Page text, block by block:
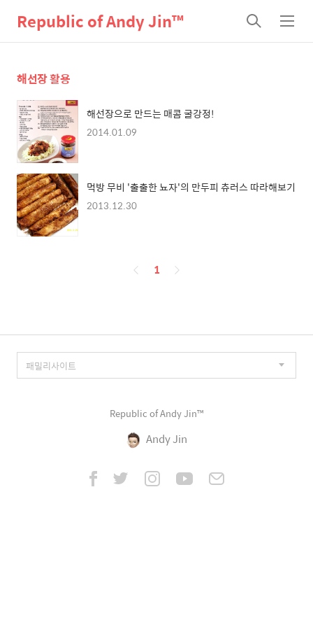
Republic of Andy Jin™
검
색
메
뉴
해선장 활용
해선장으로 만드는 매콤 굴강정!
2014.01.09
먹방 무비 '출출한 뇨자'의 만두피 츄러스 따라해보기
2013.12.30
페
1
Republic of Andy Jin™
Andy Jin